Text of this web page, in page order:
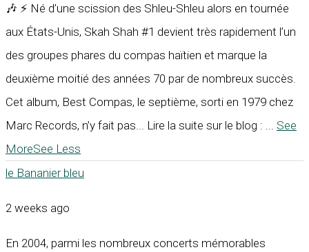
🎶 ⚡ Né d’une scission des Shleu-Shleu alors en tournée
aux États-Unis, Skah Shah #1 devient très rapidement l’un
des groupes phares du compas haïtien et marque la
deuxième moitié des années 70 par de nombreux succès.
Cet album, Best Compas, le septième, sorti en 1979 chez
Marc Records, n’y fait pas... Lire la suite sur le blog :
See
MoreSee Less
le Bananier bleu
2 weeks ago
En 2004, parmi les nombreux concerts mémorables